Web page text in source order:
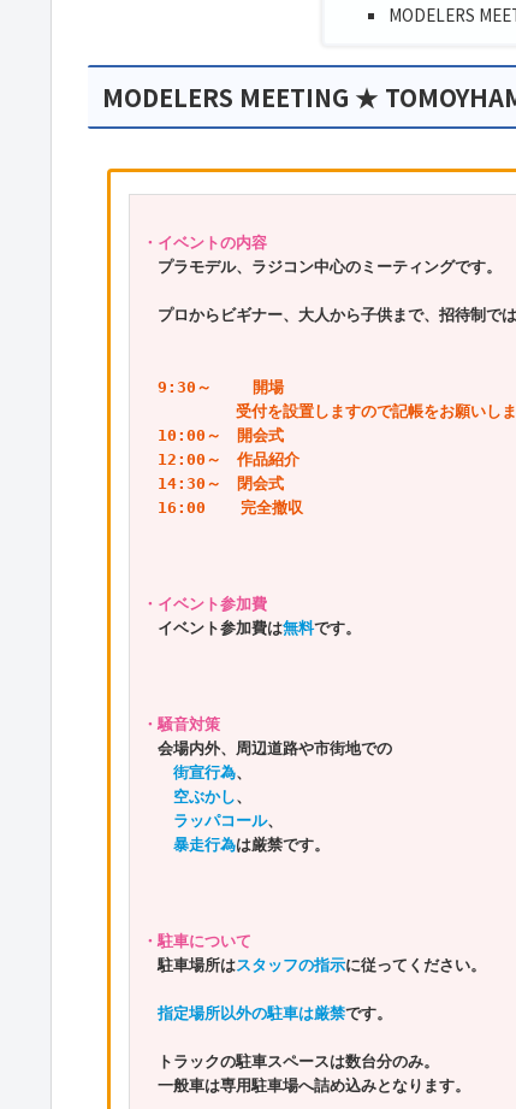
MODELERS
MODELERS MEETING ★
・イベントの内容
プラモデル、ラジコン中心のミーティングです。
プロからビギナー、大人から子供まで、招待制で
9:30～　 　開場⁡
受付を設置しますので記帳をお願いし
⁡　10:00～　開会式⁡
⁡12:00～　作品紹介⁡
⁡14:30～　閉会式
16:00 　 完全撤収⁡
・イベント参加費
イベント参加費は無料です。
・騒音対策
会場内外、周辺道路や市街地での
街宣行為、
空ぶかし、
ラッパコール、
暴走行為は厳禁です。
・駐車について
駐車場所はスタッフの指示に従ってください。
指定場所以外の駐車は厳禁です。
トラックの駐車スペースは数台分のみ。
一般車は専用駐車場へ詰め込みとなります。